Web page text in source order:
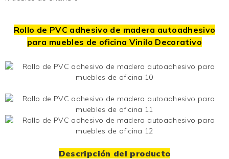
Rollo de PVC adhesivo de madera autoadhesivo
para muebles de oficina Vinilo Decorativo
Descripción del producto